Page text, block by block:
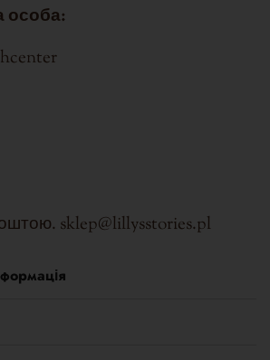
особа:
sklep@lillysstories.pl